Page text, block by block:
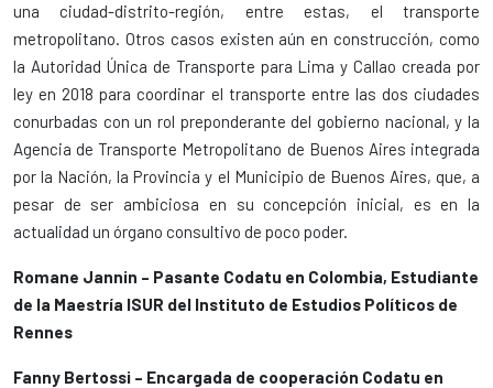
una ciudad-distrito-región, entre estas, el transporte
metropolitano. Otros casos existen aún en construcción, como
la Autoridad Única de Transporte para Lima y Callao creada por
ley en 2018 para coordinar el transporte entre las dos ciudades
conurbadas con un rol preponderante del gobierno nacional, y la
Agencia de Transporte Metropolitano de Buenos Aires integrada
por la Nación, la Provincia y el Municipio de Buenos Aires, que, a
pesar de ser ambiciosa en su concepción inicial, es en la
actualidad un órgano consultivo de poco poder.
Romane Jannin – Pasante Codatu en Colombia, Estudiante
de la Maestría ISUR del Instituto de Estudios Políticos de
Rennes
Fanny Bertossi – Encargada de cooperación Codatu en